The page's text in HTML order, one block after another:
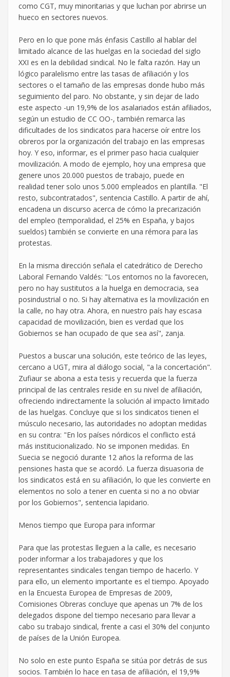
como CGT, muy minoritarias y que luchan por abrirse un
hueco en sectores nuevos.
Pero en lo que pone más énfasis Castillo al hablar del
limitado alcance de las huelgas en la sociedad del siglo
XXI es en la debilidad sindical. No le falta razón. Hay un
lógico paralelismo entre las tasas de afiliación y los
sectores o el tamaño de las empresas donde hubo más
seguimiento del paro. No obstante, y sin dejar de lado
este aspecto -un 19,9% de los asalariados están afiliados,
según un estudio de CC OO-, también remarca las
dificultades de los sindicatos para hacerse oír entre los
obreros por la organización del trabajo en las empresas
hoy. Y eso, informar, es el primer paso hacia cualquier
movilización. A modo de ejemplo, hoy una empresa que
genere unos 20.000 puestos de trabajo, puede en
realidad tener solo unos 5.000 empleados en plantilla. "El
resto, subcontratados", sentencia Castillo. A partir de ahí,
encadena un discurso acerca de cómo la precarización
del empleo (temporalidad, el 25% en España, y bajos
sueldos) también se convierte en una rémora para las
protestas.
En la misma dirección señala el catedrático de Derecho
Laboral Fernando Valdés: "Los entornos no la favorecen,
pero no hay sustitutos a la huelga en democracia, sea
posindustrial o no. Si hay alternativa es la movilización en
la calle, no hay otra. Ahora, en nuestro país hay escasa
capacidad de movilización, bien es verdad que los
Gobiernos se han ocupado de que sea así", zanja.
Puestos a buscar una solución, este teórico de las leyes,
cercano a UGT, mira al diálogo social, "a la concertación".
Zufiaur se abona a esta tesis y recuerda que la fuerza
principal de las centrales reside en su nivel de afiliación,
ofreciendo indirectamente la solución al impacto limitado
de las huelgas. Concluye que si los sindicatos tienen el
músculo necesario, las autoridades no adoptan medidas
en su contra: "En los países nórdicos el conflicto está
más institucionalizado. No se imponen medidas. En
Suecia se negoció durante 12 años la reforma de las
pensiones hasta que se acordó. La fuerza disuasoria de
los sindicatos está en su afiliación, lo que les convierte en
elementos no solo a tener en cuenta si no a no obviar
por los Gobiernos", sentencia lapidario.
Menos tiempo que Europa para informar
Para que las protestas lleguen a la calle, es necesario
poder informar a los trabajadores y que los
representantes sindicales tengan tiempo de hacerlo. Y
para ello, un elemento importante es el tiempo. Apoyado
en la Encuesta Europea de Empresas de 2009,
Comisiones Obreras concluye que apenas un 7% de los
delegados dispone del tiempo necesario para llevar a
cabo su trabajo sindical, frente a casi el 30% del conjunto
de países de la Unión Europea.
No solo en este punto España se sitúa por detrás de sus
socios. También lo hace en tasa de afiliación, el 19,9%